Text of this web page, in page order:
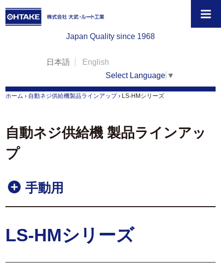
Japan Quality since 1968
日本語
English
Select Language ▼
ホーム › 自動ネジ供給機製品ラインアップ › LS-HMシリーズ
自動ネジ供給機 製品ラインアッ
プ
手動用
LS-HMシリーズ